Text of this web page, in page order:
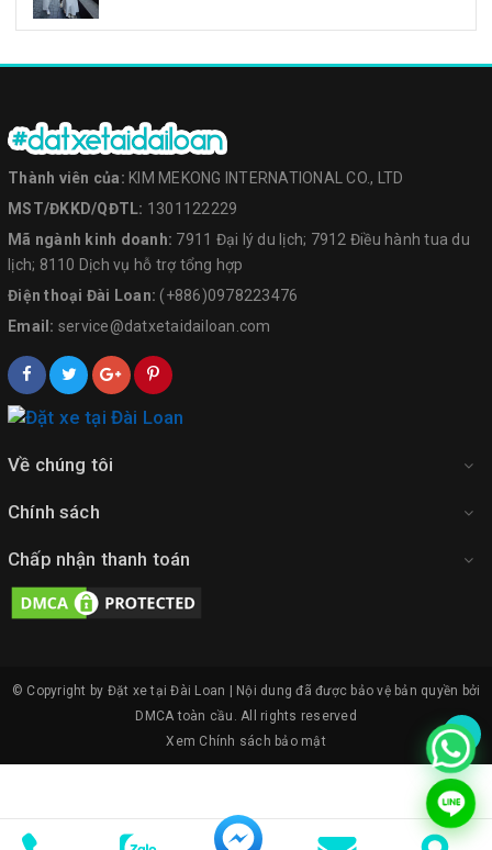
Thành viên của: KIM MEKONG INTERNATIONAL CO., LTD
MST/ĐKKD/QĐTL: 1301122229
Mã ngành kinh doanh: 7911 Đại lý du lịch; 7912 Điều hành tua du
lịch; 8110 Dịch vụ hỗ trợ tổng hợp
Điện thoại Đài Loan: (+886)0978223476
Email: service@datxetaidailoan.com
Về chúng tôi
Chính sách
Chấp nhận thanh toán
© Copyright by Đặt xe tại Đài Loan | Nội dung đã được bảo vệ bản quyền bởi
DMCA toàn cầu. All rights reserved
Xem Chính sách bảo mật